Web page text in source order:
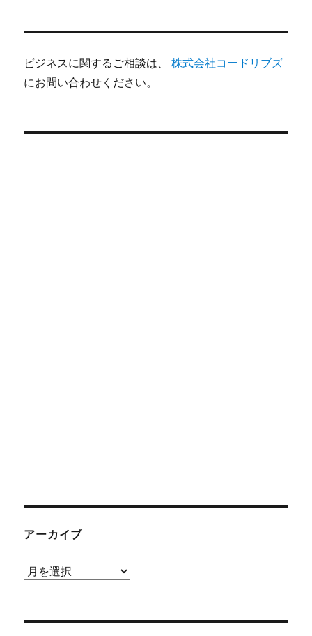
ビジネスに関するご相談は、株式会社コードリブズ
にお問い合わせください。
アーカイブ
ア